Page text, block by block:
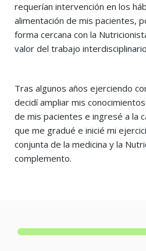
requerían intervención en los
alimentación de mis pacientes,
forma cercana con la
valor del trabajo
Tras algunos años ejerciendo
decidí ampliar mis
de mis pacientes e ingresé a la
que me gradué e inicié mi
conjunta de la medicina y la
complemento.